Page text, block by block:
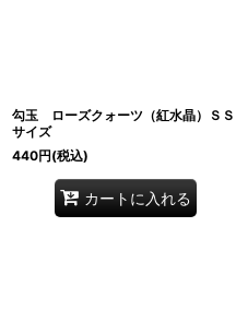
勾玉 ローズクォーツ（紅水晶）ＳＳ
サイズ
440円(税込)
カートに入れる